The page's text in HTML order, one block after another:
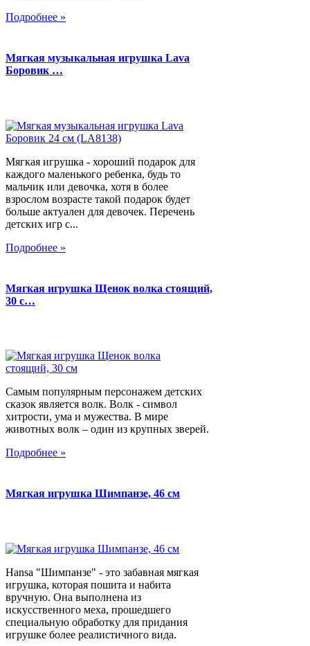
Подробнее »
Мягкая музыкальная игрушка Lava
Боровик …
Мягкая игрушка - хороший подарок для
каждого маленького ребенка, будь то
мальчик или девочка, хотя в более
взрослом возрасте такой подарок будет
больше актуален для девочек. Перечень
детских игр с...
Подробнее »
Мягкая игрушка Щенок волка стоящий,
30 с…
Самым популярным персонажем детских
сказок является волк. Волк - символ
хитрости, ума и мужества. В мире
животных волк – один из крупных зверей.
Подробнее »
Мягкая игрушка Шимпанзе, 46 см
Hansa "Шимпанзе" - это забавная мягкая
игрушка, которая пошита и набита
вручную. Она выполнена из
искусственного меха, прошедшего
специальную обработку для придания
игрушке более реалистичного вида.